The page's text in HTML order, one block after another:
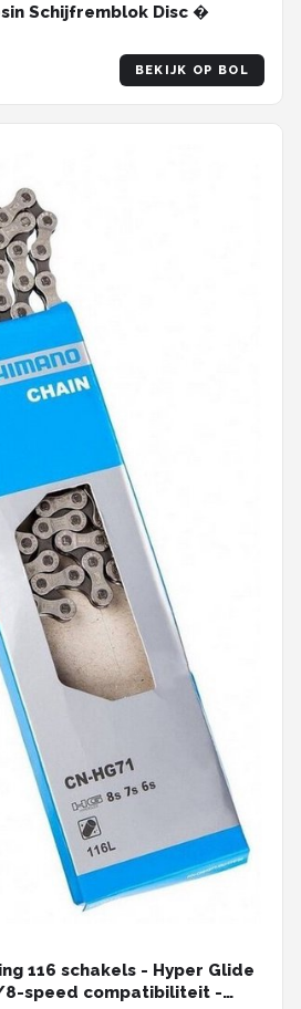
Schijfremblok Disc �
BEKIJK OP BOL
116 schakels - Hyper Glide
speed compatibiliteit -